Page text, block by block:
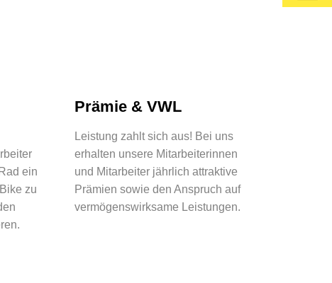
ein
zu
Prämie & VWL
Leistung zahlt sich aus! Bei uns
erhalten unsere Mitarbeiterinnen
und Mitarbeiter jährlich attraktive
Prämien sowie den Anspruch auf
vermögenswirksame Leistungen.